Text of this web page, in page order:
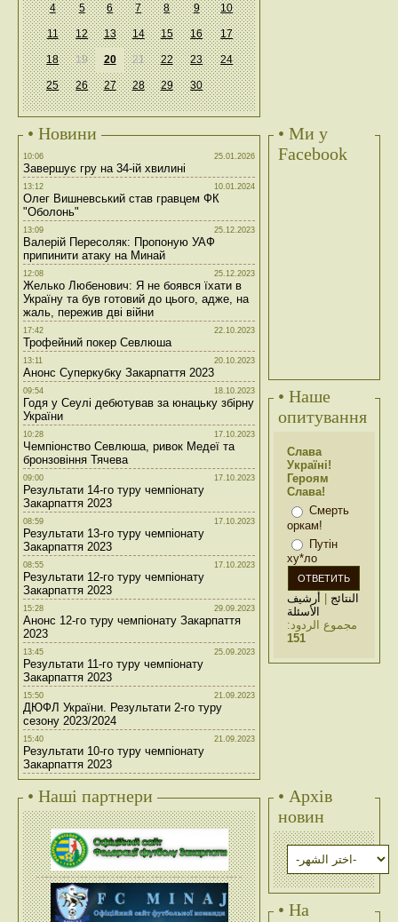
4 5 6 7 8 9 10
11 12 13 14 15 16 17
18 19 20 21 22 23 24
25 26 27 28 29 30
• Новини
10:06 25.01.2026
Завершує гру на 34-ій хвилині
13:12 10.01.2024
Олег Вишневський став гравцем ФК
"Оболонь"
13:09 25.12.2023
Валерій Пересоляк: Пропоную УАФ
припинити атаку на Минай
12:08 25.12.2023
Желько Любенович: Я не боявся їхати в
Україну та був готовий до цього, адже, на
жаль, пережив дві війни
17:42 22.10.2023
Трофейний покер Севлюша
13:11 20.10.2023
Анонс Суперкубку Закарпаття 2023
09:54 18.10.2023
Годя у Сеулі дебютував за юнацьку збірну
України
10:28 17.10.2023
Чемпіонство Севлюша, ривок Медеї та
бронзовіння Тячева
09:00 17.10.2023
Результати 14-го туру чемпіонату
Закарпаття 2023
08:59 17.10.2023
Результати 13-го туру чемпіонату
Закарпаття 2023
08:55 17.10.2023
Результати 12-го туру чемпіонату
Закарпаття 2023
15:28 29.09.2023
Анонс 12-го туру чемпіонату Закарпаття
2023
13:45 25.09.2023
Результати 11-го туру чемпіонату
Закарпаття 2023
15:50 21.09.2023
ДЮФЛ України. Результати 2-го туру
сезону 2023/2024
15:40 21.09.2023
Результати 10-го туру чемпіонату
Закарпаття 2023
• Ми у
Facebook
• Наше
опитування
Слава
Україні!
Героям
Слава!
Смерть
оркам!
Путін
ху*ло
النتائج | أرشيف
الأسئلة
مجموع الردود:
151
• Наші партнери
• Архів
новин
• На